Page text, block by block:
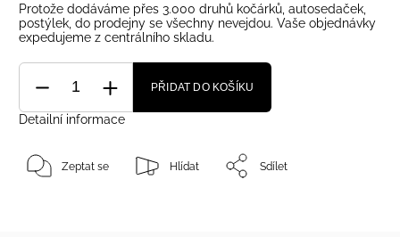
Protože dodáváme přes 3.000 druhů kočárků, autosedaček,
postýlek, do prodejny se všechny nevejdou. Vaše objednávky
expedujeme z centrálního skladu.
PŘIDAT DO KOŠÍKU
Detailní informace
Zeptat se Hlídat Sdílet